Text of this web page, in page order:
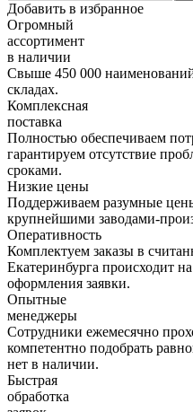
Добавить в избранное
Огромный
ассортимент
в наличии
Свыше 450 000
складах.
Комплексная
поставка
Полностью обеспечиваем
гарантируем отсутствие
сроками.
Низкие цены
Поддерживаем разумные
крупнейшими заводами-
Оперативность
Комплектуем заказы в
Екатеринбурга происходит
оформления заявки.
Опытные
менеджеры
Сотрудники ежемесячно
компетентно подобрать
нет в наличии.
Быстрая
обработка